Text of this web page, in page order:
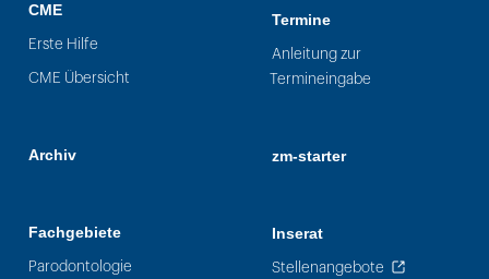
CME
Erste Hilfe
CME Übersicht
Archiv
Fachgebiete
Parodontologie
Termine
Anleitung zur
Termineingabe
zm-starter
Inserat
Stellenangebote